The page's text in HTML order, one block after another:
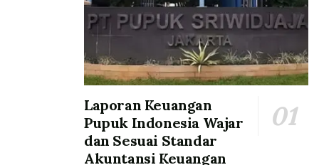
Laporan Keuangan
Pupuk Indonesia Wajar
dan Sesuai Standar
Akuntansi Keuangan